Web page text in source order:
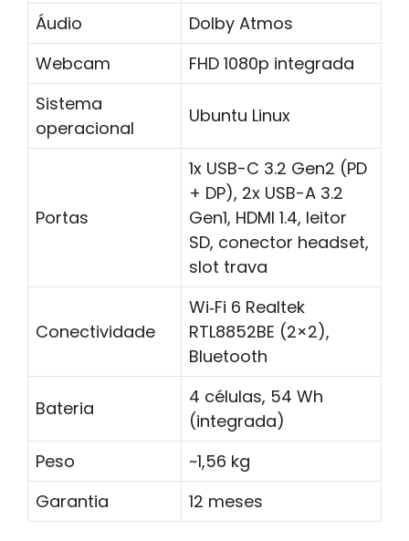
Áudio
Dolby Atmos
Webcam
FHD 1080p integrada
Sistema
operacional
Ubuntu Linux
Portas
1x USB-C 3.2 Gen2 (PD
+ DP), 2x USB-A 3.2
Gen1, HDMI 1.4, leitor
SD, conector headset,
slot trava
Conectividade
Wi‑Fi 6 Realtek
RTL8852BE (2×2),
Bluetooth
Bateria
4 células, 54 Wh
(integrada)
Peso
~1,56 kg
Garantia
12 meses